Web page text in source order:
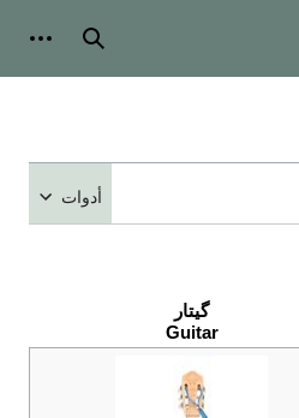
أدوات شخصية